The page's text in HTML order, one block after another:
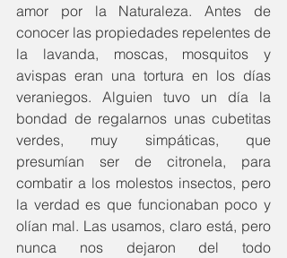
amor por la Naturaleza. Antes de
conocer las propiedades repelentes de
la lavanda, moscas, mosquitos y
avispas eran una tortura en los días
veraniegos. Alguien tuvo un día la
bondad de regalarnos unas cubetitas
verdes, muy simpáticas, que
presumían ser de citronela, para
combatir a los molestos insectos, pero
la verdad es que funcionaban poco y
olían mal. Las usamos, claro está, pero
nunca nos dejaron del todo